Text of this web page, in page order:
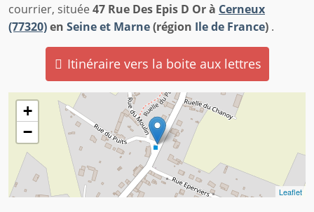
courrier, située47 Rue Des Epis D Or à Cerneux
(77320)en Seine et Marne(région Ile de France) .
Itinéraire vers la boite aux lettres
+
−
Leaflet